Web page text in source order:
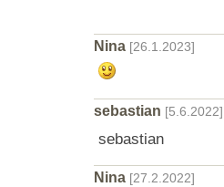
Nina [26.1.2023]
sebastian [5.6.2022]
sebastian
Nina [27.2.2022]